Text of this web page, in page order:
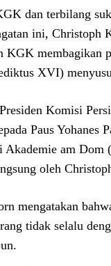
dan terbilang
ini, Christoph
KGK membagikan
XVI)
Komisi
Paus
am
oleh
mengatakan
tidak selalu